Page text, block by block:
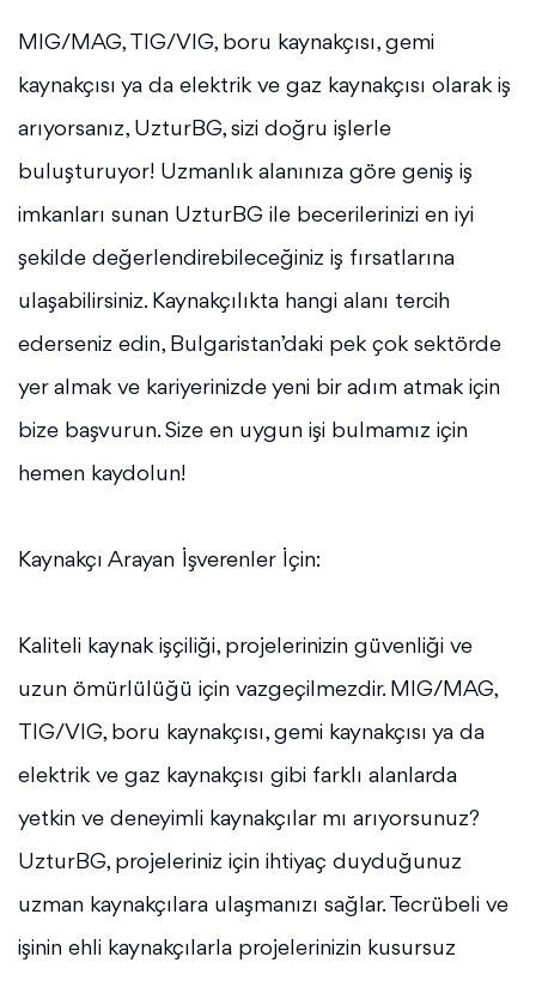
MIG/MAG, TIG/VIG, boru kaynakçısı, gemi
kaynakçısı ya da elektrik ve gaz kaynakçısı olarak iş
arıyorsanız, UzturBG, sizi doğru işlerle
buluşturuyor! Uzmanlık alanınıza göre geniş iş
imkanları sunan UzturBG ile becerilerinizi en iyi
şekilde değerlendirebileceğiniz iş fırsatlarına
ulaşabilirsiniz. Kaynakçılıkta hangi alanı tercih
ederseniz edin, Bulgaristan’daki pek çok sektörde
yer almak ve kariyerinizde yeni bir adım atmak için
bize başvurun. Size en uygun işi bulmamız için
hemen kaydolun!
Kaynakçı Arayan İşverenler İçin:
Kaliteli kaynak işçiliği, projelerinizin güvenliği ve
uzun ömürlülüğü için vazgeçilmezdir. MIG/MAG,
TIG/VIG, boru kaynakçısı, gemi kaynakçısı ya da
elektrik ve gaz kaynakçısı gibi farklı alanlarda
yetkin ve deneyimli kaynakçılar mı arıyorsunuz?
UzturBG, projeleriniz için ihtiyaç duyduğunuz
uzman kaynakçılara ulaşmanızı sağlar. Tecrübeli ve
işinin ehli kaynakçılarla projelerinizin kusursuz